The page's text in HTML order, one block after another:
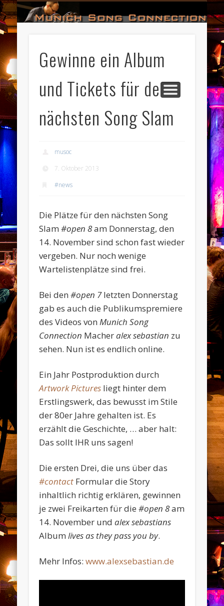
Gewinne ein Album
und Tickets für den
nächsten Song Slam
musoc
7. Oktober 2013
#news
Die Plätze für den nächsten Song
Slam#open 8am Donnerstag, den
14. November sind schon fast wieder
vergeben. Nur noch wenige
Wartelistenplätze sind frei.
Bei den#open 7letzten Donnerstag
gab es auch die Publikumspremiere
des Videos vonMunich Song
Connection Macheralex sebastian zu
sehen. Nun ist es endlich online.
Ein Jahr Postproduktion durch
Artwork Pictures liegt hinter dem
Erstlingswerk, das bewusst im Stile
der 80er Jahre gehalten ist. Es
erzählt die Geschichte, … aber halt:
Das sollt IHR uns sagen!
Die ersten Drei, die uns über das
#contact Formular die Story
inhaltlich richtig erklären, gewinnen
je zwei Freikarten für die#open 8am
14. November undalex sebastians
Albumlives as they pass you by.
Mehr Infos:www.alexsebastian.de